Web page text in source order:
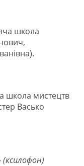
школа
школа мистецтв
Васько
(ксилофон)